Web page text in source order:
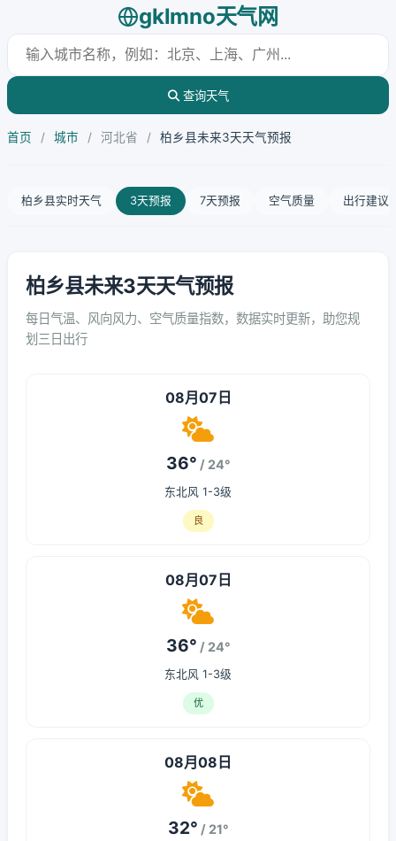
gklmno天气网
查询天气
首页 / 城市 / 河北省 / 柏乡县未来3天天气预报
柏乡县实时天气 3天预报 7天预报 空气质量 出行建议
柏乡县未来3天天气预报
每日气温、风向风力、空气质量指数，数据实时更新，助您规
划三日出行
08月07日
36° / 24°
东北风 1-3级
良
08月07日
36° / 24°
东北风 1-3级
优
08月08日
32° / 21°